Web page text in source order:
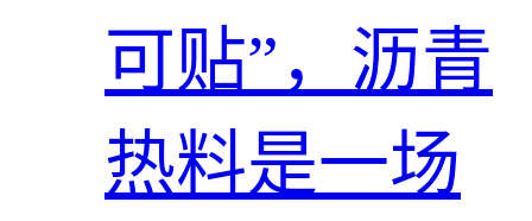
可贴”，沥青
热料是一场